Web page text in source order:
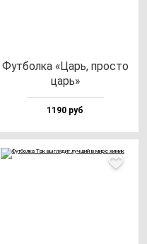
Фут­бол­ка «Царь, прос­то
царь»
1190 руб